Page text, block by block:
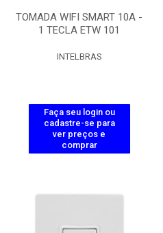
TOMADA WIFI SMART 10A -
1 TECLA ETW 101
INTELBRAS
Faça seu login ou
cadastre-se para
ver preços e
comprar